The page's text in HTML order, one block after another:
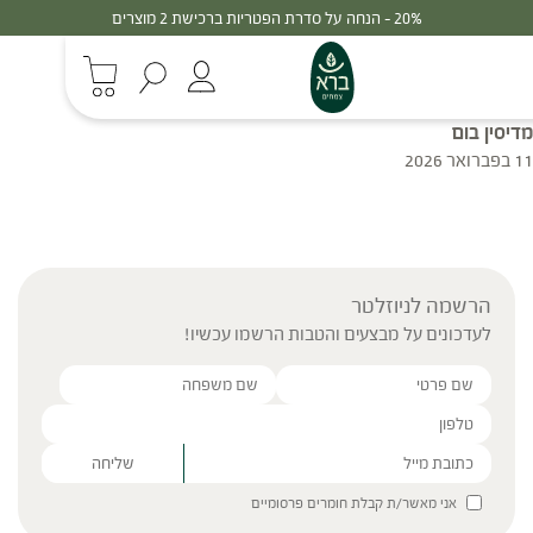
20% - הנחה על סדרת הפטריות ברכישת 2 מוצרים
מדיסין בום
11 בפברואר 2026
הרשמה לניוזלטר
לעדכונים על מבצעים והטבות הרשמו עכשיו!
Please leave this field empty.
אני מאשר/ת קבלת חומרים פרסומיים